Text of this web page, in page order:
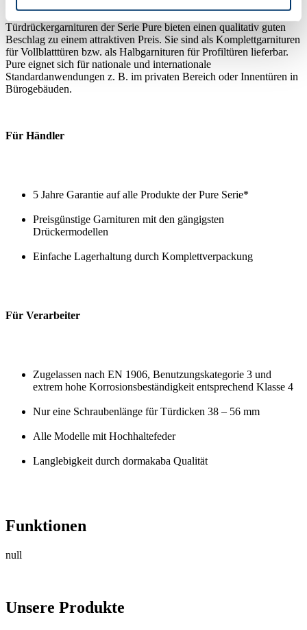
Türdrückergarnituren der Serie Pure bieten einen qualitativ guten
Beschlag zu einem attraktiven Preis. Sie sind als Komplettgarnituren
für Vollblatttüren bzw. als Halbgarnituren für Profiltüren lieferbar.
Pure eignet sich für nationale und internationale
Standardanwendungen z. B. im privaten Bereich oder Innentüren in
Bürogebäuden.
Für Händler
5 Jahre Garantie auf alle Produkte der Pure Serie*
Preisgünstige Garnituren mit den gängigsten
Drückermodellen
Einfache Lagerhaltung durch Komplettverpackung
Für Verarbeiter
Zugelassen nach EN 1906, Benutzungskategorie 3 und
extrem hohe Korrosionsbeständigkeit entsprechend Klasse 4
Nur eine Schraubenlänge für Türdicken 38 – 56 mm
Alle Modelle mit Hochhaltefeder
Langlebigkeit durch dormakaba Qualität
Funktionen
null
Unsere Produkte